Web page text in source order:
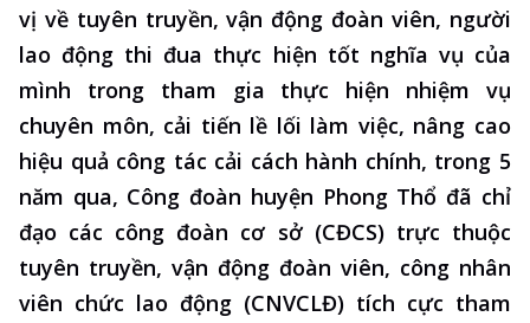
vị về tuyên truyền, vận động đoàn viên, người
lao động thi đua thực hiện tốt nghĩa vụ của
mình trong tham gia thực hiện nhiệm vụ
chuyên môn, cải tiến lề lối làm việc, nâng cao
hiệu quả công tác cải cách hành chính, trong 5
năm qua, Công đoàn huyện Phong Thổ đã chỉ
đạo các công đoàn cơ sở (CĐCS) trực thuộc
tuyên truyền, vận động đoàn viên, công nhân
viên chức lao động (CNVCLĐ) tích cực tham